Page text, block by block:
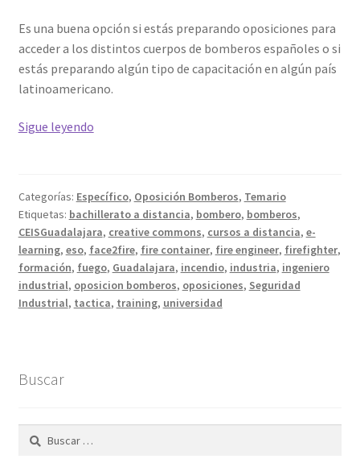
Es una buena opción si estás preparando oposiciones para
acceder a los distintos cuerpos de bomberos españoles o si
estás preparando algún tipo de capacitación en algún país
latinoamericano.
Sigue leyendoTemario
CEIS
Guadalajara
Categorías: Específico, Oposición Bomberos, Temario
Etiquetas: bachillerato a distancia, bombero, bomberos,
CEISGuadalajara, creative commons, cursos a distancia, e-
learning, eso, face2fire, fire container, fire engineer, firefighter,
formación, fuego, Guadalajara, incendio, industria, ingeniero
industrial, oposicion bomberos, oposiciones, Seguridad
Industrial, tactica, training, universidad
Buscar
Buscar: